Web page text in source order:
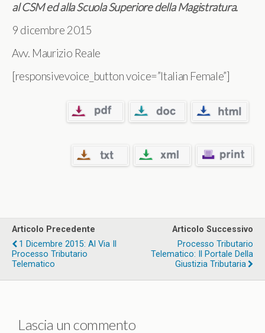
al CSM ed alla Scuola Superiore della Magistratura.
9 dicembre 2015
Avv. Maurizio Reale
[responsivevoice_button voice=”Italian Female”]
Articolo Precedente
1 Dicembre 2015: Al Via Il
Processo Tributario
Telematico
Articolo Successivo
Processo Tributario
Telematico: Il Portale Della
Giustizia Tributaria
Lascia un commento